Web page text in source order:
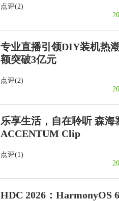
点评(2)
专业直播引领DIY装机热
额突破3亿元
点评(2)
乐享生活，自在聆听 森
ACCENTUM Clip
点评(1)
HDC 2026：HarmonyOS